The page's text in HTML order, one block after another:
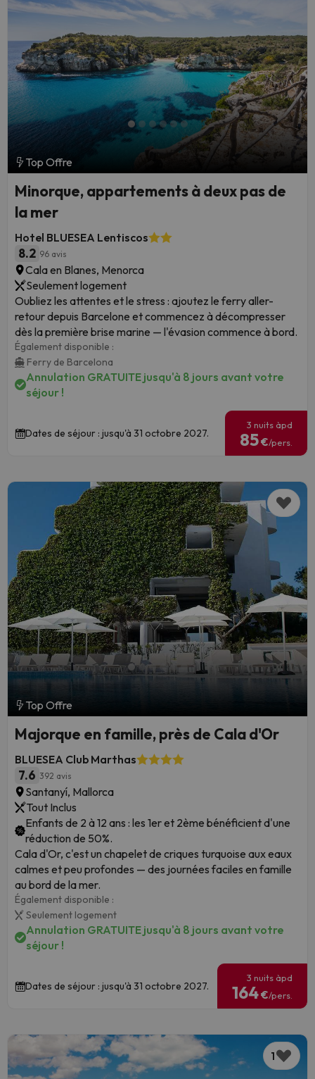
Top Offre
Minorque, appartements à deux pas de
la mer
Hotel BLUESEA Lentiscos
8.2 96 avis
Cala en Blanes, Menorca
Seulement logement
Oubliez les attentes et le stress : ajoutez le ferry aller-
retour depuis Barcelone et commencez à décompresser
dès la première brise marine — l'évasion commence à bord.
Également disponible :
Ferry de Barcelona
Annulation GRATUITE jusqu'à 8 jours avant votre
séjour !
Dates de séjour : jusqu'à 31 octobre 2027.
3 nuits àpd
85€/pers.
Top Offre
Majorque en famille, près de Cala d'Or
BLUESEA Club Marthas
7.6 392 avis
Santanyí, Mallorca
Tout Inclus
Enfants de 2 à 12 ans : les 1er et 2ème bénéficient d'une
réduction de 50%.
Cala d'Or, c'est un chapelet de criques turquoise aux eaux
calmes et peu profondes — des journées faciles en famille
au bord de la mer.
Également disponible :
Seulement logement
Annulation GRATUITE jusqu'à 8 jours avant votre
séjour !
Dates de séjour : jusqu'à 31 octobre 2027.
3 nuits àpd
164€/pers.
1